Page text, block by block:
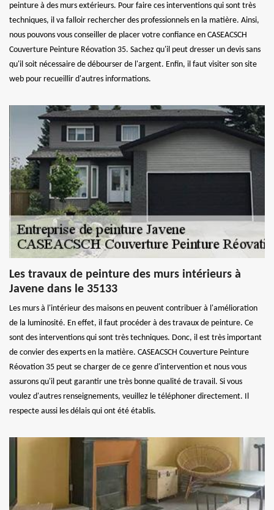
peinture à des murs extérieurs. Pour faire ces interventions qui sont très
techniques, il va falloir rechercher des professionnels en la matière. Ainsi,
nous pouvons vous conseiller de placer votre confiance en CASEACSCH
Couverture Peinture Réovation 35. Sachez qu'il peut dresser un devis sans
qu'il soit nécessaire de débourser de l'argent. Enfin, il faut visiter son site
web pour recueillir d'autres informations.
Les travaux de peinture des murs intérieurs à
Javene dans le 35133
Les murs à l'intérieur des maisons en peuvent contribuer à l'amélioration
de la luminosité. En effet, il faut procéder à des travaux de peinture. Ce
sont des interventions qui sont très techniques. Donc, il est très important
de convier des experts en la matière. CASEACSCH Couverture Peinture
Réovation 35 peut se charger de ce genre d'intervention et nous vous
assurons qu'il peut garantir une très bonne qualité de travail. Si vous
voulez d'autres renseignements, veuillez le téléphoner directement. Il
respecte aussi les délais qui ont été établis.